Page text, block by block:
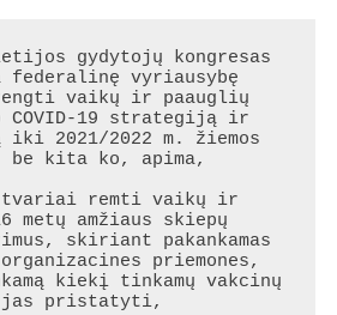
gydytojų kongresas
federalinę vyriausybę
vaikų ir paauglių
COVID-19 strategiją ir
2021/2022 m. žiemos
be kita ko, apima,
tvariai remti vaikų ir
metų amžiaus skiepų
skiriant pakankamas
priemones,
kiekį tinkamų vakcinų
pristatyti,